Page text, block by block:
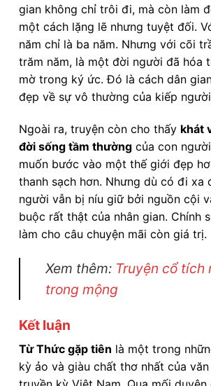
gian không chỉ trôi đi, mà còn làm
một cách lặng lẽ nhưng tuyệt đối.
năm chỉ là ba năm. Nhưng với cõi
trăm năm, là một đời người đã hóa
mờ trong ký ức. Đó là cách dân
đẹp về sự vô thường của kiếp
Ngoài ra, truyện còn cho thấy khát
đời sống tầm thường của con
muốn bước vào một thế giới đẹp
thanh sạch hơn. Nhưng dù có đi xa
người vẫn bị níu giữ bởi nguồn cội
buộc rất thật của nhân gian. Chính
làm cho câu chuyện mãi còn giá trị.
Xem thêm: Truyện cổ tích
trong mộng
Kết luận
Từ Thức gặp tiên là một trong
kỳ ảo và giàu chất thơ nhất của